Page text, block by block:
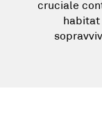
cruciale
habitat